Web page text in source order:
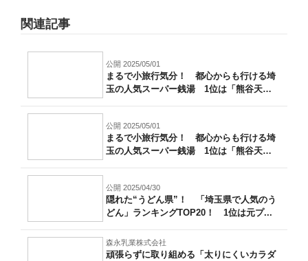
関連記事
公開 2025/05/01
まるで小旅行気分！ 都心からも行ける埼
玉の人気スーパー銭湯 1位は「熊谷天然
公開 2025/05/01
まるで小旅行気分！ 都心からも行ける埼
玉の人気スーパー銭湯 1位は「熊谷天然
公開 2025/04/30
隠れた“うどん県”！ 「埼玉県で人気のう
どん」ランキングTOP20！ 1位は元プ...
森永乳業株式会社
頑張らずに取り組める「太りにくいカラダ